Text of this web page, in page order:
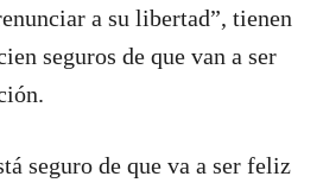
a su libertad”, tienen
seguros de que van a ser
seguro de que va a ser feliz